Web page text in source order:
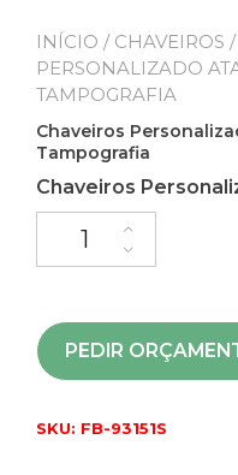
INÍCIO / CHAVEIROS
PERSONALIZADO
TAMPOGRAFIA
Chaveiros
Tampografia
Chaveiros
PEDIR
SKU: FB-93151S